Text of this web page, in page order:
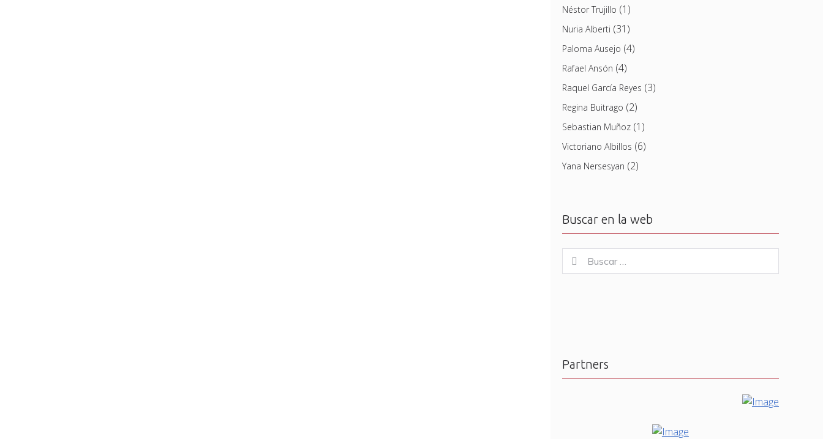
Néstor Trujillo (1)
Nuria Alberti (31)
Paloma Ausejo (4)
Rafael Ansón (4)
Raquel García Reyes (3)
Regina Buitrago (2)
Sebastian Muñoz(1)
Victoriano Albillos (6)
Yana Nersesyan (2)
Buscar en la web
for:
Buscar
Partners